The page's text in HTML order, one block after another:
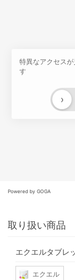
特異なアクセス
す
›
Powered by GOGA
取り扱い商品
エクエルタブレ
エクエル